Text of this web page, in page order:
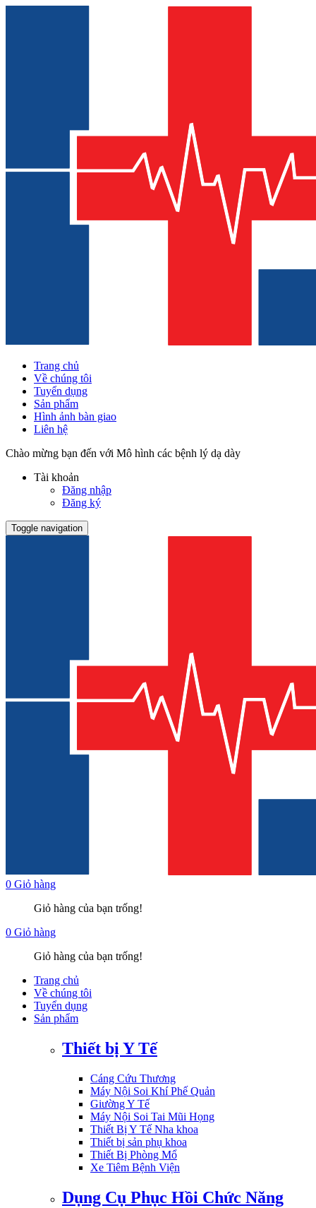
Trang chủ
Về chúng tôi
Tuyển dụng
Sản phẩm
Hình ảnh bàn giao
Liên hệ
Chào mừng bạn đến với Mô hình các bệnh lý dạ dày
Tài khoản
Đăng nhập
Đăng ký
Toggle navigation
0 Giỏ hàng
Giỏ hàng của bạn trống!
0 Giỏ hàng
Giỏ hàng của bạn trống!
Trang chủ
Về chúng tôi
Tuyển dụng
Sản phẩm
Thiết bị Y Tế
Cáng Cứu Thương
Máy Nội Soi Khí Phế Quản
Giường Y Tế
Máy Nội Soi Tai Mũi Họng
Thiết Bị Y Tế Nha khoa
Thiết bị sản phụ khoa
Thiết Bị Phòng Mổ
Xe Tiêm Bệnh Viện
Dụng Cụ Phục Hồi Chức Năng